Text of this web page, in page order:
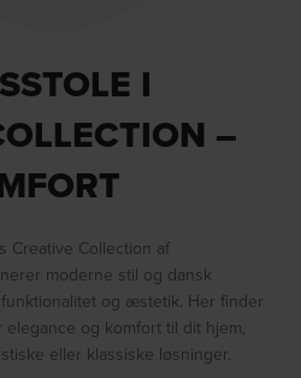
I
–
Creative Collection af
moderne stil og dansk
og æstetik. Her finder
og komfort til dit hjem,
eller klassiske løsninger.